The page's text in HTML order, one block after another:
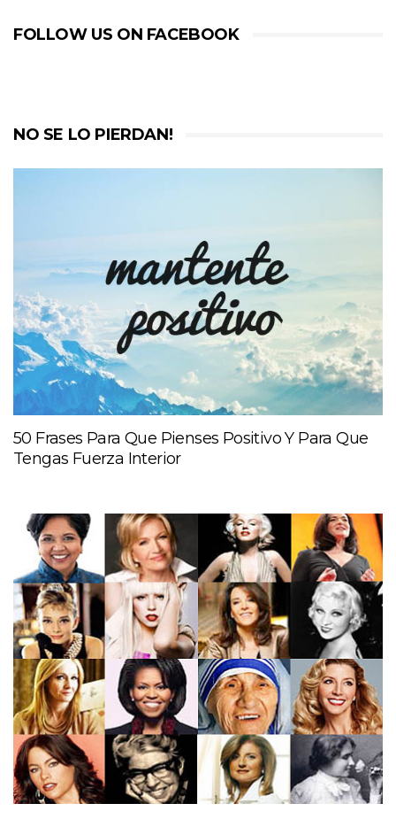
FOLLOW US ON FACEBOOK
NO SE LO PIERDAN!
50 Frases Para Que Pienses Positivo Y Para Que
Tengas Fuerza Interior